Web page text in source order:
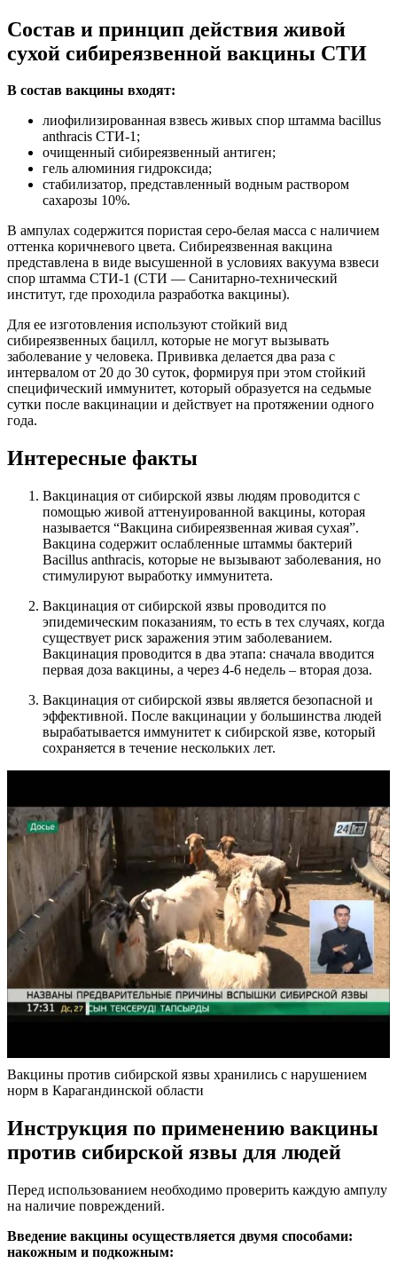
Состав и принцип действия живой
сухой сибиреязвенной вакцины СТИ
В состав вакцины входят:
лиофилизированная взвесь живых спор штамма bacillus
anthracis СТИ-1;
очищенный сибиреязвенный антиген;
гель алюминия гидроксида;
стабилизатор, представленный водным раствором
сахарозы 10%.
В ампулах содержится пористая серо-белая масса с наличием
оттенка коричневого цвета. Сибиреязвенная вакцина
представлена в виде высушенной в условиях вакуума взвеси
спор штамма СТИ-1 (СТИ — Санитарно-технический
институт, где проходила разработка вакцины).
Для ее изготовления используют стойкий вид
сибиреязвенных бацилл, которые не могут вызывать
заболевание у человека. Прививка делается два раза с
интервалом от 20 до 30 суток, формируя при этом стойкий
специфический иммунитет, который образуется на седьмые
сутки после вакцинации и действует на протяжении одного
года.
Интересные факты
Вакцинация от сибирской язвы людям проводится с
помощью живой аттенуированной вакцины, которая
называется “Вакцина сибиреязвенная живая сухая”.
Вакцина содержит ослабленные штаммы бактерий
Bacillus anthracis, которые не вызывают заболевания, но
стимулируют выработку иммунитета.
Вакцинация от сибирской язвы проводится по
эпидемическим показаниям, то есть в тех случаях, когда
существует риск заражения этим заболеванием.
Вакцинация проводится в два этапа: сначала вводится
первая доза вакцины, а через 4-6 недель – вторая доза.
Вакцинация от сибирской язвы является безопасной и
эффективной. После вакцинации у большинства людей
вырабатывается иммунитет к сибирской язве, который
сохраняется в течение нескольких лет.
Вакцины против сибирской язвы хранились с нарушением
норм в Карагандинской области
Инструкция по применению вакцины
против сибирской язвы для людей
Перед использованием необходимо проверить каждую ампулу
на наличие повреждений.
Введение вакцины осуществляется двумя способами:
накожным и подкожным: